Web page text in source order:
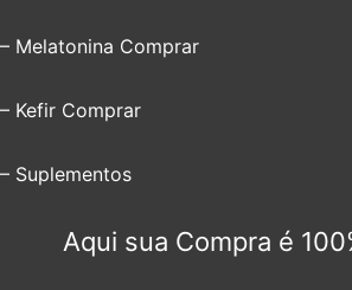
– Melatonina Comprar
– Kefir Comprar
– Suplementos
Aqui sua Compra é